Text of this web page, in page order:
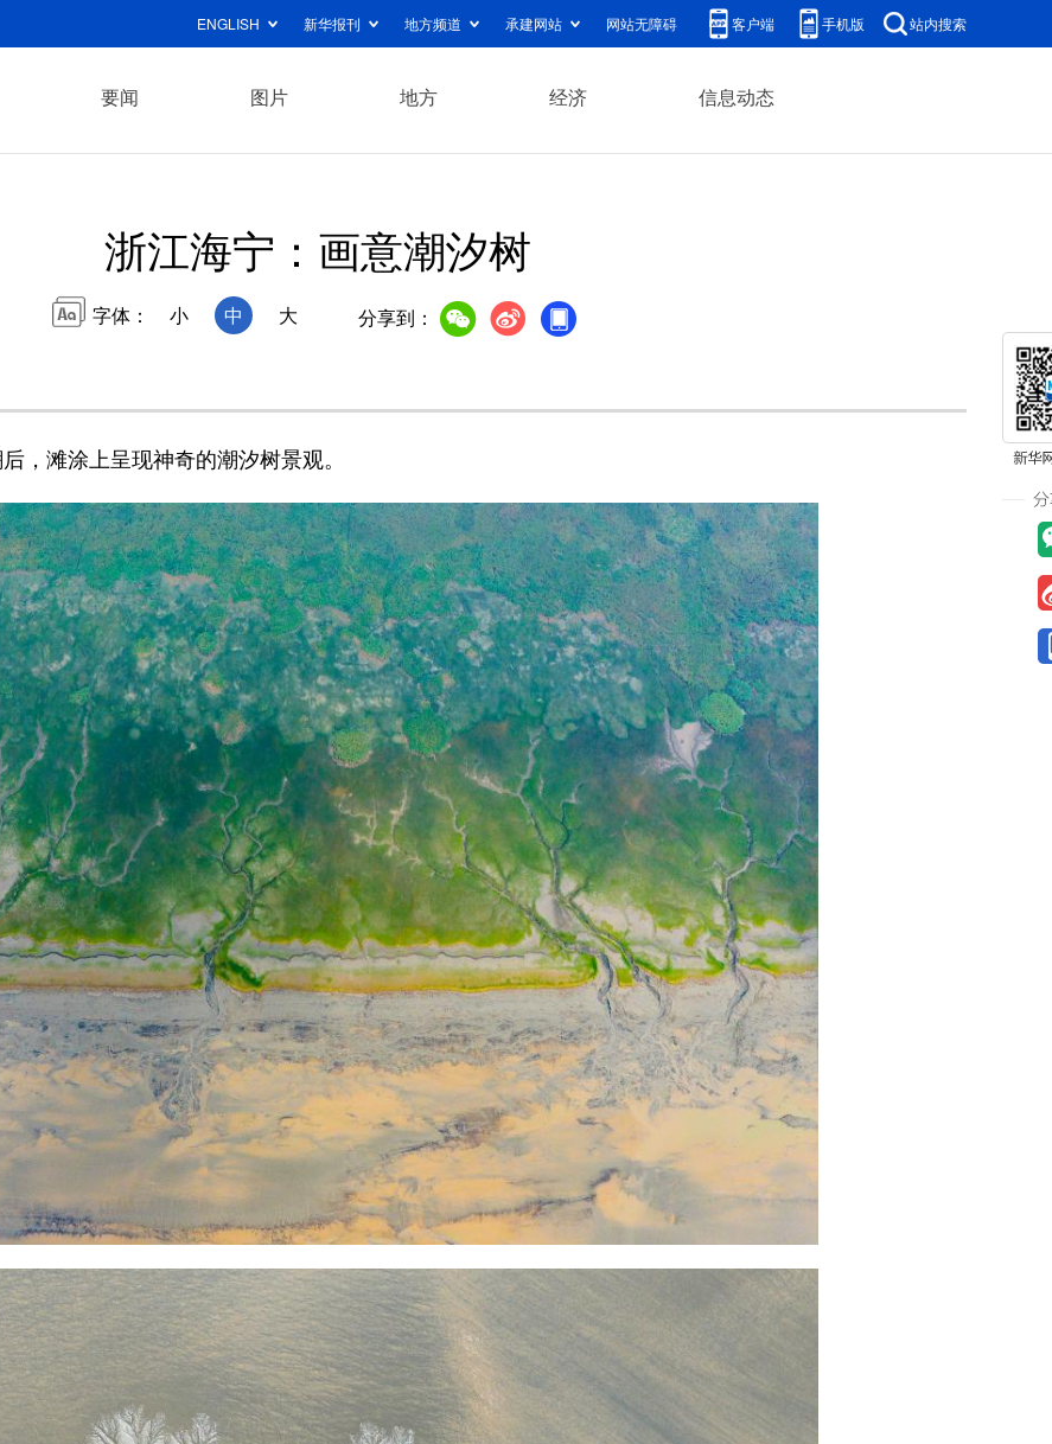
ENGLISH 新华报刊 地方频道 承建网站 网站无障碍 客户端 手机版 站内搜索
要闻 图片 地方 经济 信息动态
浙江海宁：画意潮汐树
字体： 小 中 大 分享到：
滩涂上呈现神奇的潮汐树景观。